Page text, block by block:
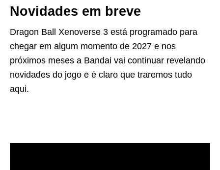
Novidades em breve
Dragon Ball Xenoverse 3 está programado para
chegar em algum momento de 2027 e nos
próximos meses a Bandai vai continuar revelando
novidades do jogo e é claro que traremos tudo
aqui.